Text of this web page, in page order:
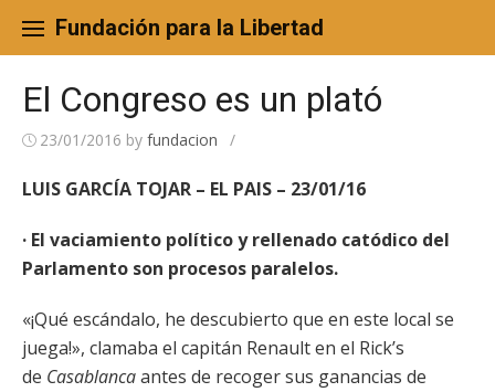
content
Fundación para la Libertad
El Congreso es un plató
23/01/2016 by fundacion /
LUIS GARCÍA TOJAR – EL PAIS – 23/01/16
· El vaciamiento político y rellenado catódico del
Parlamento son procesos paralelos.
«¡Qué escándalo, he descubierto que en este local se
juega!», clamaba el capitán Renault en el Rick’s
de Casablancaantes de recoger sus ganancias de